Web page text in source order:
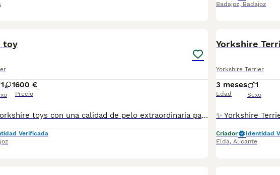
Badajoz, Badajoz
toy
1 1600 €
Precio
Preciosos Yorkshire toys con una calidad de pelo extraordinaria patas cortas chatos papas miniaturas se entregan con vacunas de presentación pasaporte y microchip somos un criadero familiar donde cuidamos y mimamos a nuestros cachorros puede venir a recoger y también hacemos envíos y puede pagar a contrareembolso cuando lo reciba para más información y vídeos pueden contactar al teléfono 600881366
Verificada
Yorkshire
Yorkshire Terrier
3 meses
Edad
1
Sexo
Criador
Identidad
Elda, Alicante